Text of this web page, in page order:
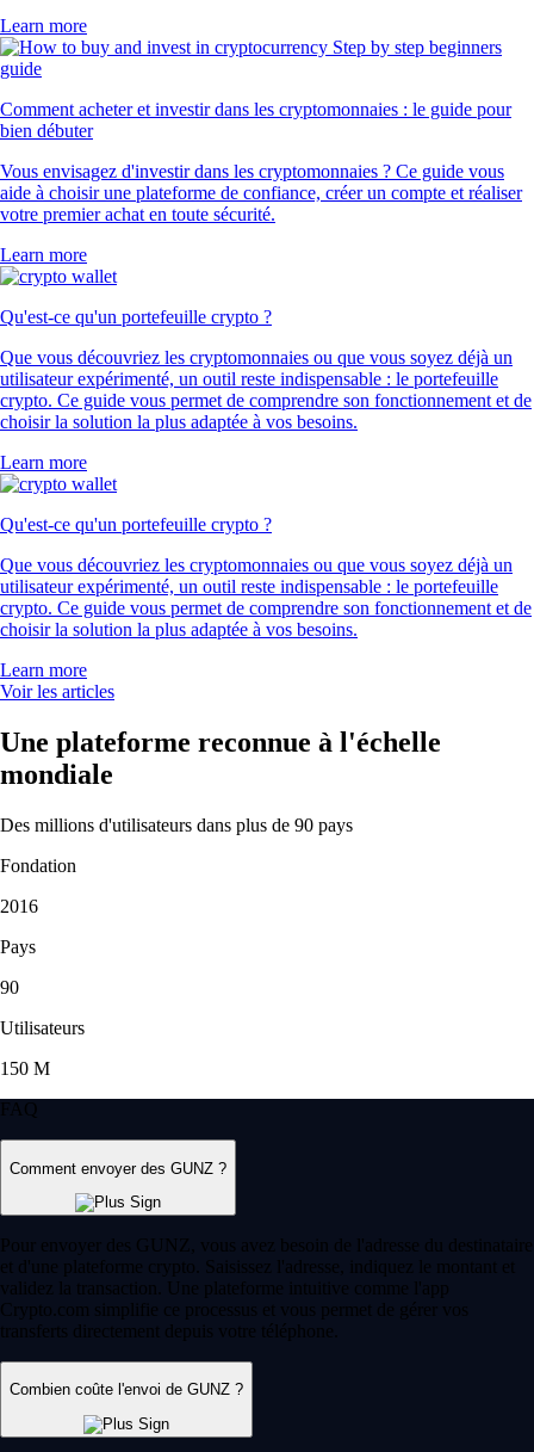
Learn more
Comment acheter et investir dans les cryptomonnaies : le guide pour
bien débuter
Vous envisagez d'investir dans les cryptomonnaies ? Ce guide vous
aide à choisir une plateforme de confiance, créer un compte et réaliser
votre premier achat en toute sécurité.
Learn more
Qu'est-ce qu'un portefeuille crypto ?
Que vous découvriez les cryptomonnaies ou que vous soyez déjà un
utilisateur expérimenté, un outil reste indispensable : le portefeuille
crypto. Ce guide vous permet de comprendre son fonctionnement et de
choisir la solution la plus adaptée à vos besoins.
Learn more
Qu'est-ce qu'un portefeuille crypto ?
Que vous découvriez les cryptomonnaies ou que vous soyez déjà un
utilisateur expérimenté, un outil reste indispensable : le portefeuille
crypto. Ce guide vous permet de comprendre son fonctionnement et de
choisir la solution la plus adaptée à vos besoins.
Learn more
Voir les articles
Une plateforme reconnue à l'échelle
mondiale
Des millions d'utilisateurs dans plus de 90 pays
Fondation
2016
Pays
90
Utilisateurs
150 M
FAQ
Comment envoyer des GUNZ ?
Pour envoyer des GUNZ, vous avez besoin de l'adresse du destinataire
et d'une plateforme crypto. Saisissez l'adresse, indiquez le montant et
validez la transaction. Une plateforme intuitive comme l'app
Crypto.com simplifie ce processus et vous permet de gérer vos
transferts directement depuis votre téléphone.
Combien coûte l'envoi de GUNZ ?